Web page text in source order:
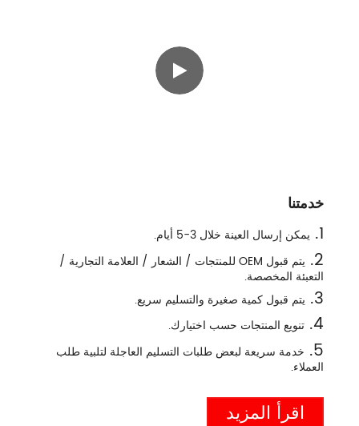
خدمتنا
1. يمكن إرسال العينة خلال 3-5 أيام.
2.
يتم قبول OEM للمنتجات / الشعار / العلامة التجارية /
التعبئة المخصصة.
3. يتم قبول كمية صغيرة والتسليم سريع.
4. تنويع المنتجات حسب اختيارك.
5. خدمة سريعة لبعض طلبات التسليم العاجلة لتلبية طلب
العملاء.
اقرأ المزيد